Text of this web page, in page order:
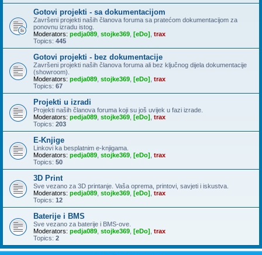
Gotovi projekti - sa dokumentacijom
Završeni projekti naših članova foruma sa pratećom dokumentacijom za
ponovnu izradu istog.
Moderators: pedja089 stojke369 [eDo] trax
Topics: 445
Gotovi projekti - bez dokumentacije
Završeni projekti naših članova foruma ali bez ključnog dijela dokumentacije
(showroom).
Moderators: pedja089 stojke369 [eDo] trax
Topics: 67
Projekti u izradi
Projekti naših članova foruma koji su još uvijek u fazi izrade.
Moderators: pedja089 stojke369 [eDo] trax
Topics: 203
E-Knjige
Linkovi ka besplatnim e-knjigama.
Moderators: pedja089 stojke369 [eDo] trax
Topics: 50
3D Print
Sve vezano za 3D printanje. Vaša oprema, printovi, savjeti i iskustva.
Moderators: pedja089 stojke369 [eDo] trax
Topics: 12
Baterije i BMS
Sve vezano za baterije i BMS-ove.
Moderators: pedja089 stojke369 [eDo] trax
Topics: 2